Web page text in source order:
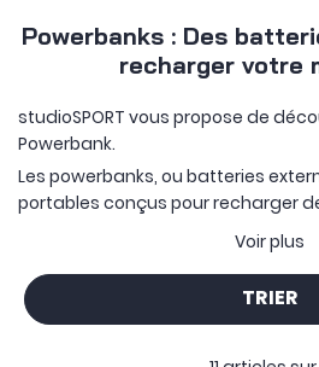
Powerbanks : Des
recharger votre
studioSPORT vous propose de
Powerbank.
Les powerbanks, ou batteries
portables conçus pour recharger
électroniques tels que les
même parfois des ordinateurs
une prise murale.
Elles sont équipées de batteries
Voir plus
TRIER